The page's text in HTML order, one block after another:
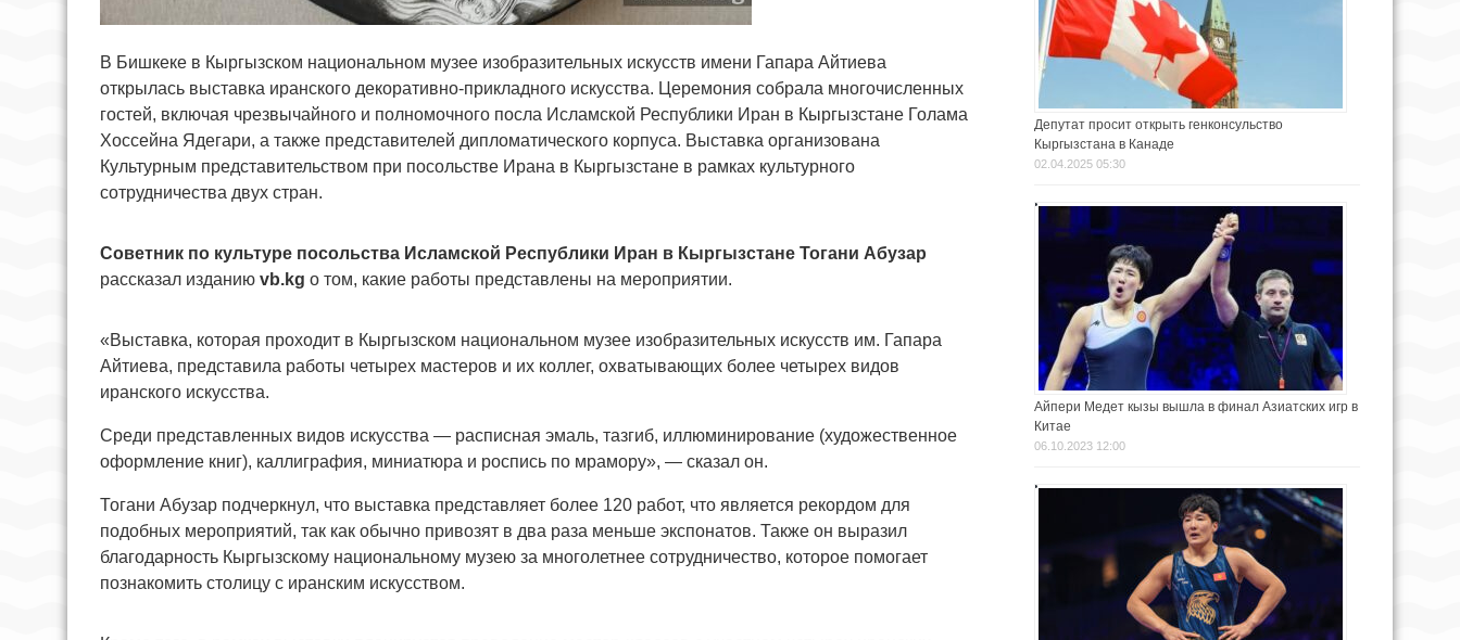
В Бишкеке в Кыргызском национальном музее изобразительных искусств имени Гапара Айтиева
открылась выставка иранского декоративно-прикладного искусства. Церемония собрала многочисленных
гостей, включая чрезвычайного и полномочного посла Исламской Республики Иран в Кыргызстане Голама
Хоссейна Ядегари, а также представителей дипломатического корпуса. Выставка организована
Культурным представительством при посольстве Ирана в Кыргызстане в рамках культурного
сотрудничества двух стран.
Советник по культуре посольства Исламской Республики Иран в Кыргызстане Тогани Абузар
рассказал изданию vb.kg о том, какие работы представлены на мероприятии.
«Выставка, которая проходит в Кыргызском национальном музее изобразительных искусств им. Гапара
Айтиева, представила работы четырех мастеров и их коллег, охватывающих более четырех видов
иранского искусства.
Среди представленных видов искусства — расписная эмаль, тазгиб, иллюминирование (художественное
оформление книг), каллиграфия, миниатюра и роспись по мрамору», — сказал он.
Тогани Абузар подчеркнул, что выставка представляет более 120 работ, что является рекордом для
подобных мероприятий, так как обычно привозят в два раза меньше экспонатов. Также он выразил
благодарность Кыргызскому национальному музею за многолетнее сотрудничество, которое помогает
познакомить столицу с иранским искусством.
Депутат просит открыть генконсульство
Кыргызстана в Канаде
02.04.2025 05:30
Айпери Медет кызы вышла в финал Азиатских игр в
Китае
06.10.2023 12:00